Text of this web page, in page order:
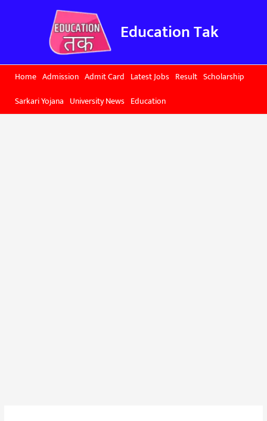
Education Tak
Home Admission Admit Card Latest Jobs Result Scholarship
Sarkari Yojana University News Education